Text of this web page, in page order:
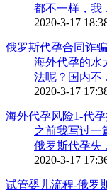
都不一样，我
2020-3-17
俄罗斯代孕合同诈
海外代孕的水
法呢？国内不
2020-3-17
海外代孕风险1-代
之前我写过一
俄罗斯代孕失
2020-3-17
试管婴儿流程-俄罗